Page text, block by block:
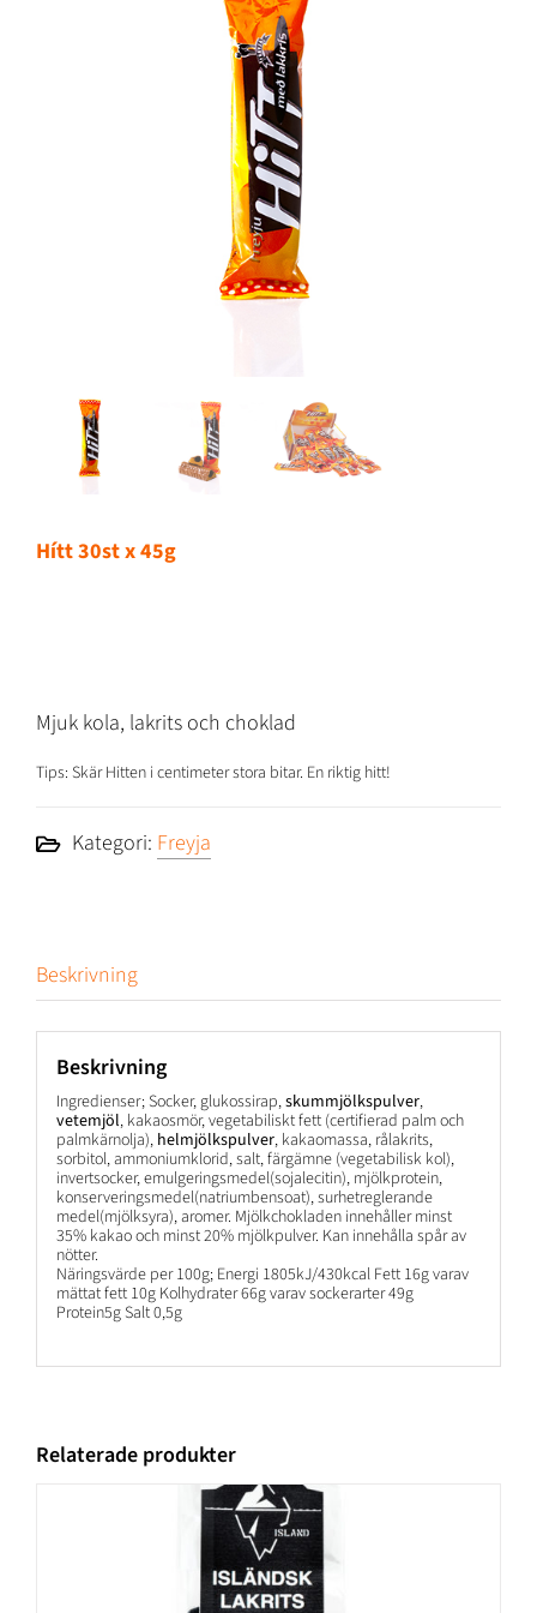
Hítt 30st x 45g
Mjuk kola, lakrits och choklad
Tips: Skär Hitten i centimeter stora bitar. En riktig hitt!
Kategori: Freyja
Beskrivning
Beskrivning
Ingredienser; Socker, glukossirap,skummjölkspulver,
vetemjöl, kakaosmör, vegetabiliskt fett (certifierad palm och
palmkärnolja), helmjölkspulver, kakaomassa, rålakrits,
sorbitol, ammoniumklorid, salt, färgämne (vegetabilisk kol),
invertsocker, emulgeringsmedel(sojalecitin), mjölkprotein,
konserveringsmedel(natriumbensoat), surhetreglerande
medel(mjölksyra), aromer. Mjölkchokladen innehåller minst
35% kakao och minst 20% mjölkpulver. Kan innehålla spår av
nötter.
Näringsvärde per 100g; Energi 1805kJ/430kcal Fett 16g varav
mättat fett 10g Kolhydrater 66g varav sockerarter 49g
Protein5g Salt 0,5g
Relaterade produkter